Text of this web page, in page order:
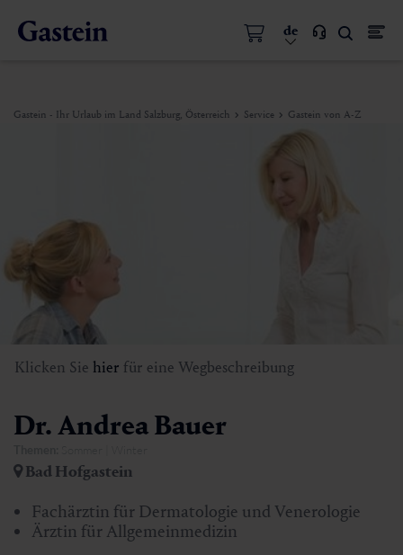
de
Gastein - Ihr Urlaub im Land Salzburg, Österreich Service Gastein von A-Z
Klicken Sie hier für eine Wegbeschreibung
Dr. Andrea Bauer
Bad Hofgastein
Fachärztin für Dermatologie und Venerologie
Ärztin für Allgemeinmedizin